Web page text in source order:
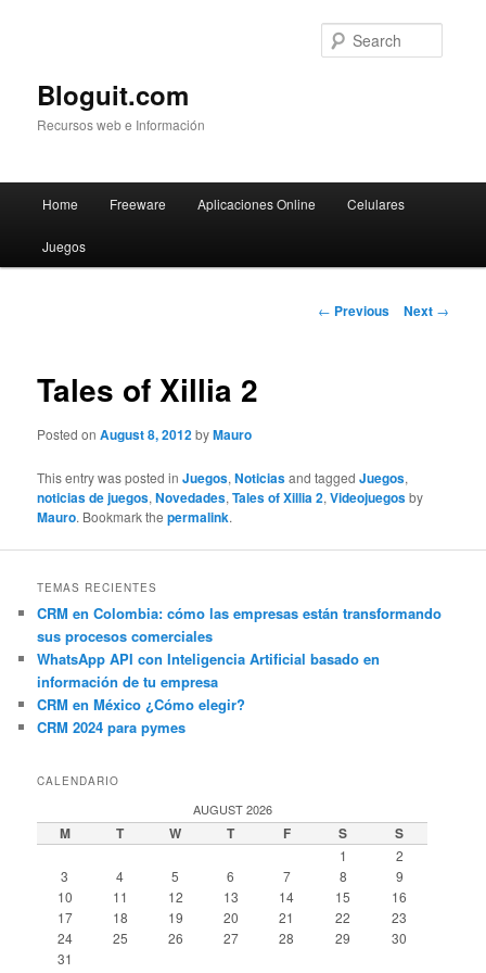
Bloguit.com
Recursos web e Información
Skip
to
Home Freeware Aplicaciones Online Celulares
Juegos
Post
← Previous Next →
Tales of Xillia 2
Posted onAugust 8, 2012byMauro
This entry was posted inJuegos,Noticiasand taggedJuegos,
noticias de juegos,Novedades,Tales of Xillia 2,Videojuegosby
Mauro. Bookmark thepermalink.
TEMAS RECIENTES
CRM en Colombia: cómo las empresas están transformando
sus procesos comerciales
WhatsApp API con Inteligencia Artificial basado en
información de tu empresa
CRM en México ¿Cómo elegir?
CRM 2024 para pymes
CALENDARIO
AUGUST 2026
M T W T F S S
1
2
3
4 5 6 7 8
9
10
11 12 13 14 15
16
17
18 19 20 21 22
23
24
25 26 27 28 29
30
31